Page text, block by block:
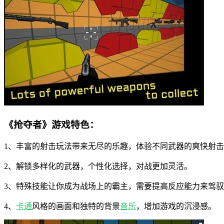
《抢夺者》游戏特色：
1、丰富的射击玩法带来无尽的乐趣，体验不同武器的爽快射击
2、解锁多样化的武器，个性化选择，对战更加灵活。
3、特殊技能让你成为战场上的霸主，需要提高反应能力来驾驭
4、 卡通风格的画面和独特的背景音乐，增加游戏的沉浸感。